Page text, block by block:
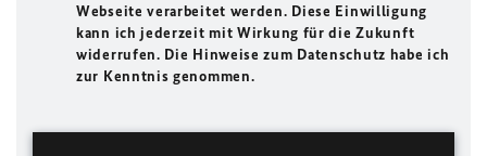
Webseite verarbeitet werden. Diese Einwilligung
kann ich jederzeit mit Wirkung für die Zukunft
widerrufen. Die Hinweise zum Datenschutz habe ich
zur Kenntnis genommen.